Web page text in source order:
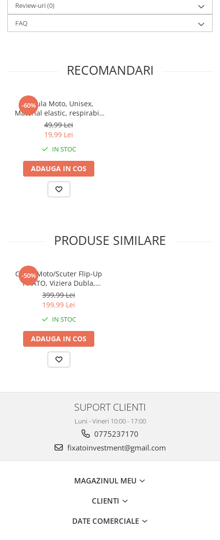
Review-uri(0)
FAQ
RECOMANDARI
-60%
Cagula Moto, Unisex,
Material elastic, respirabil,
Marime universala
49,99 Lei
19,99 Lei
IN STOC
ADAUGA IN COS
PRODUSE SIMILARE
-50%
Casca Moto/Scuter Flip-Up
FIXATO, Viziera Dubla,
Protectie UV, Negru cu
Rosu, L 59-60cm
399,99 Lei
199,99 Lei
IN STOC
ADAUGA IN COS
SUPORT CLIENTI
Luni - Vineri 10:00 - 17:00
0775237170
fixatoinvestment@gmail.com
MAGAZINUL MEU
CLIENTI
DATE COMERCIALE